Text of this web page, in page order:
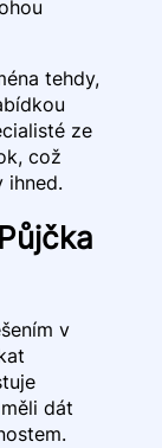
tehdy,
ze
což
ihned.
v
dát